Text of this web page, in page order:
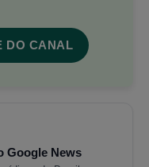
DO CANAL
Google News